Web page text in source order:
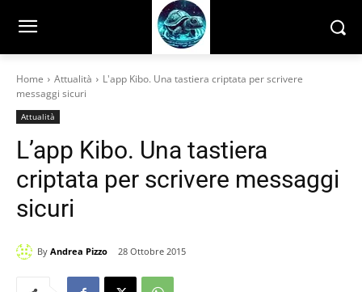
Home Attualità
L'app Kibo. Una tastiera criptata per scrivere
messaggi sicuri
Attualità
L’app Kibo. Una tastiera
criptata per scrivere messaggi
sicuri
By Andrea Pizzo 28 Ottobre 2015